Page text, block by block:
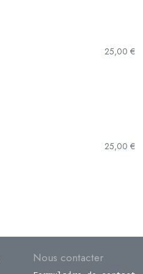
25,00 €
25,00 €
Nous contacter